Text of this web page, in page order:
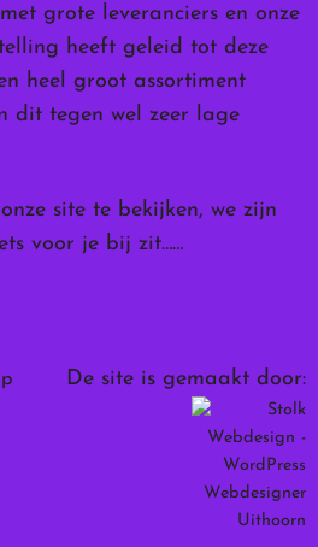
grote leveranciers en onze
heeft geleid tot deze
heel groot assortiment
dit tegen wel zeer lage
site te bekijken, we zijn
voor je bij zit……
De site is gemaakt door: